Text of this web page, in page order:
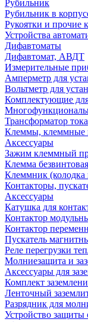
Рубильник
Рубильник в
Рукоятки и прочие
Устройства
Дифавтоматы
Дифавтомат, АВДТ
Измерительные
Амперметр для
Вольтметр для
Комплектующие
Трансформатор тока
Клеммы, клеммные
Аксессуары
Зажим клеммный
Клемма безвинтовая
Клеммник (колодка
Контакторы,
Аксессуары
Катушка для
Контактор
Контактор
Пускатель
Реле перегрузки
Молниезащита и
Аксессуары для
Комплект
Ленточный
Разрядник для
Устройство защиты